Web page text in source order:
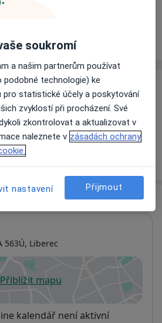
Názory pacientů
a cenách nejsou k dispozici
nepřidával žádné informace o
službách.
563Ú, Liberec
Přiblížit mapuse otevře v nové záložce
kalendář není aktivní
soukromí
a našim partnerům používat
podobné technologie) ke
pro statistické účely a poskytování
zvyklostí při procházení. Své
zkontrolovat a aktualizovat v
naleznete v zásadách ochrany
nastavení Přijmout